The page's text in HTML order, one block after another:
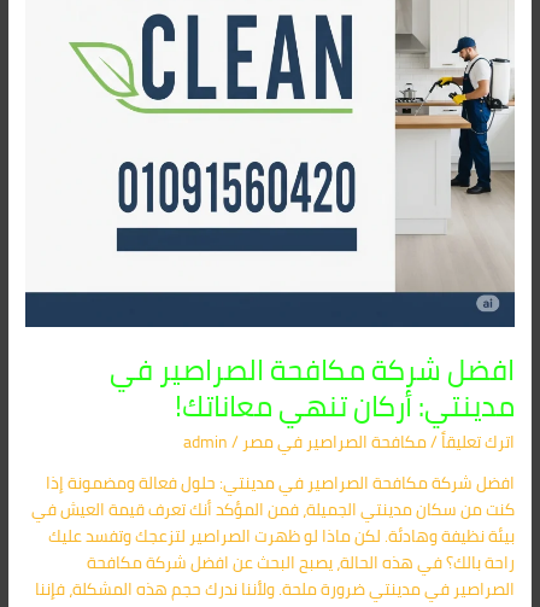
افضل شركة مكافحة الصراصير في
مدينتي: أركان تنهي معاناتك!
اترك تعليقاً/مكافحة الصراصير​ في مصر/
admin
افضل شركة مكافحة الصراصير في مدينتي: حلول فعالة ومضمونة إذا
كنت من سكان مدينتي الجميلة، فمن المؤكد أنك تعرف قيمة العيش في
بيئة نظيفة وهادئة. لكن ماذا لو ظهرت الصراصير لتزعجك وتفسد عليك
راحة بالك؟ في هذه الحالة، يصبح البحث عن افضل شركة مكافحة
الصراصير في مدينتي ضرورة ملحة. ولأننا ندرك حجم هذه المشكلة، فإننا
تنهي
معاناتك!